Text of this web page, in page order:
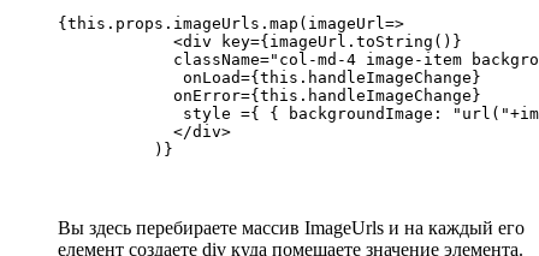
{this.props.imageUrls.map(imageUrl=>
            <div key={imageUrl.toString()}
className="col-md-4 image-item
             onLoad={this.handleImageChange}
            onError={this.handleImageChange}
style ={ { backgroundImage:
            </div>
          )}
Вы здесь перебираете массив ImageUrls и на каждый его
елемент создаете div куда помещаете значение элемента.